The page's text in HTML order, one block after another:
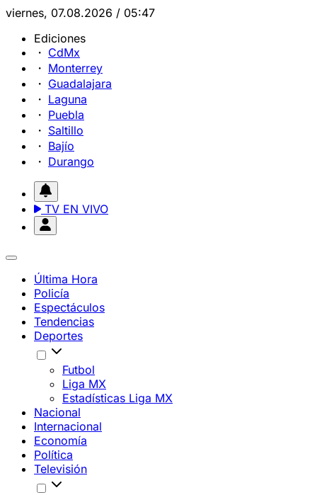
viernes, 07.08.2026 / 05:47
Ediciones
CdMx
Monterrey
Guadalajara
Laguna
Puebla
Saltillo
Bajío
Durango
TV EN VIVO
Última Hora
Policía
Espectáculos
Tendencias
Deportes
Futbol
Liga MX
Estadísticas Liga MX
Nacional
Internacional
Economía
Política
Televisión